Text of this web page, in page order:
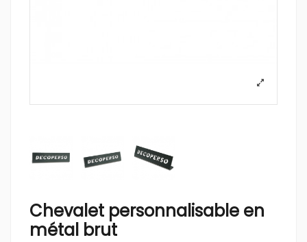
Chevalet personnalisable en
métal brut